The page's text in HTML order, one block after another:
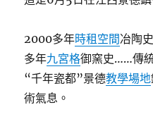
2000多年時租空間冶陶
多年九宮格御窯史……傳
“千年瓷都”景德教學場地
術氣息。